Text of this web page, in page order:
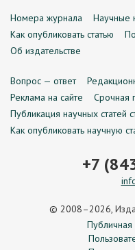
Номера журнала Научные
Как опубликовать статью
Об издательстве
Вопрос — ответ
Реклама на сайте
Срочная
Публикация научных статей
Как опубликовать научную
+7
© 2008–2026,